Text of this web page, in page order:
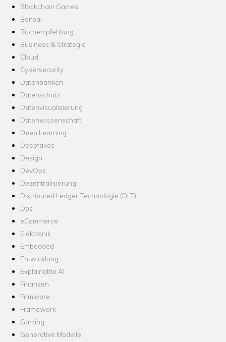
Blockchain Games
Bonsai
Buchempfehlung
Business & Strategie
Cloud
Cybersecurity
Datenbanken
Datenschutz
Datenvisualisierung
Datenwissenschaft
Deep Learning
Deepfakes
Design
DevOps
Dezentralisierung
Distributed Ledger Technologie (DLT)
Dos
eCommerce
Elektronik
Embedded
Entwicklung
Explainable AI
Finanzen
Firmware
Framework
Gaming
Generative Modelle